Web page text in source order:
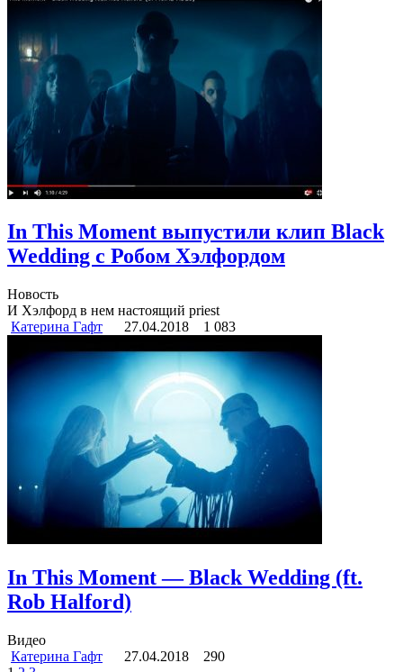
In This Moment выпустили клип Black
Wedding с Робом Хэлфордом
Новость
И Хэлфорд в нем настоящий priest
Катерина Гафт
27.04.2018 1 083
In This Moment — Black Wedding (ft.
Rob Halford)
Видео
Катерина Гафт
27.04.2018
290